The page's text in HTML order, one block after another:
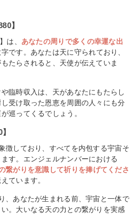
】
は、 あなたの周りで多くの幸運な出
です。あなたは天に守られており、
たらされると、天使が伝えていま
臨時収入は、天があなたにもたらし
受け取った恩恵を周囲の人々にも分
巡ってくるでしょう。
徴しており、すべてを内包する宇宙そ
す。エンジェルナンバーにおける
繋がりを意識して祈りを捧げてくださ
ています。
、あなたが生まれる前、宇宙と一体で
。大いなる天の力との繋がりを実感